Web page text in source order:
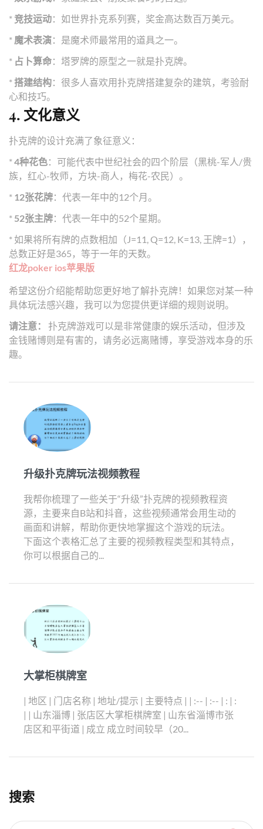
* 竞技运动：如世界扑克系列赛，奖金高达数百万美元。
* 魔术表演：是魔术师最常用的道具之一。
* 占卜算命：塔罗牌的原型之一就是扑克牌。
* 搭建结构：很多人喜欢用扑克牌搭建复杂的建筑，考验耐
心和技巧。
4. 文化意义
扑克牌的设计充满了象征意义：
*4种花色：可能代表中世纪社会的四个阶层（黑桃-军人/贵
族，红心-牧师，方块-商人，梅花-农民）。
* 12张花牌：代表一年中的12个月。
* 52张主牌：代表一年中的52个星期。
* 如果将所有牌的点数相加（J=11, Q=12, K=13, 王牌=1），
总数正好是365，等于一年的天数。
红龙poker ios苹果版
希望这份介绍能帮助您更好地了解扑克牌！如果您对某一种
具体玩法感兴趣，我可以为您提供更详细的规则说明。
请注意：
扑克牌游戏可以是非常健康的娱乐活动，但涉及
金钱赌博则是有害的，请务必远离赌博，享受游戏本身的乐
趣。
升级扑克牌玩法视频教程
我帮你梳理了一些关于“升级”扑克牌的视频教程资
源，主要来自B站和抖音，这些视频通常会用生动的
画面和讲解，帮助你更快地掌握这个游戏的玩法。
下面这个表格汇总了主要的视频教程类型和其特点，
你可以根据自己的...
大掌柜棋牌室
| 地区 | 门店名称 | 地址/提示 | 主要特点 | | :-- | :-- | : | :
| | 山东淄博 | 张店区大掌柜棋牌室 | 山东省淄博市张
店区和平街道 | 成立 成立时间较早（20...
搜索